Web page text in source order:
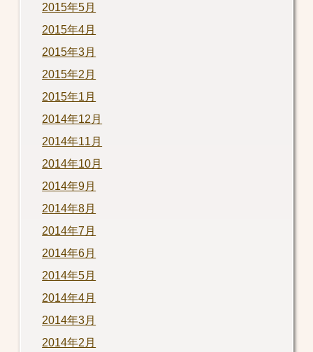
2015年5月
2015年4月
2015年3月
2015年2月
2015年1月
2014年12月
2014年11月
2014年10月
2014年9月
2014年8月
2014年7月
2014年6月
2014年5月
2014年4月
2014年3月
2014年2月